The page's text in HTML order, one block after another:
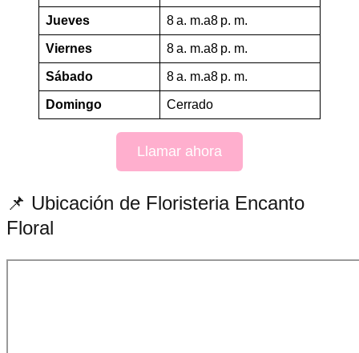
Jueves 8 a. m.a8 p. m.
Viernes 8 a. m.a8 p. m.
Sábado 8 a. m.a8 p. m.
Domingo Cerrado
Llamar ahora
📌 Ubicación de Floristeria Encanto
Floral